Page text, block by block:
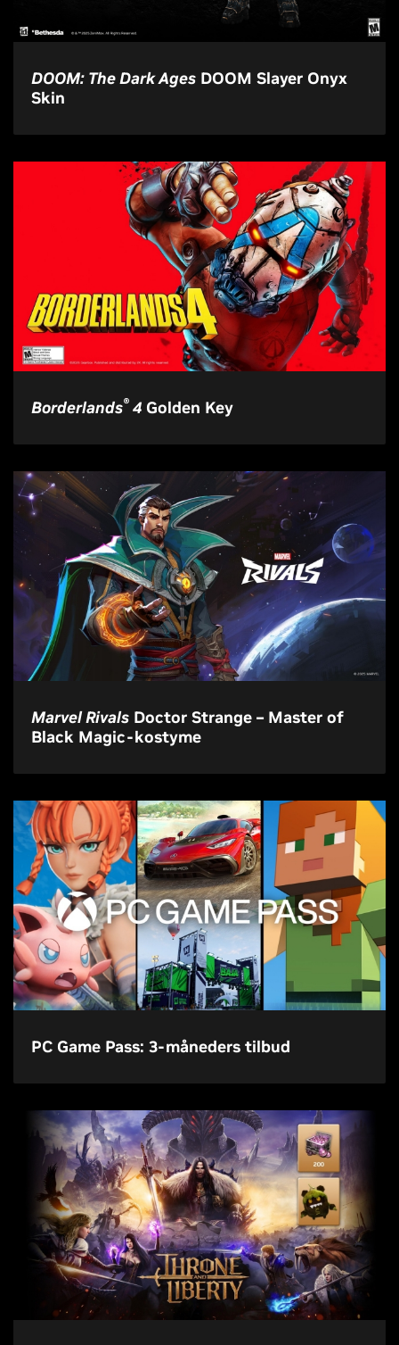
DOOM: The Dark Ages DOOM Slayer Onyx
Skin
Borderlands® 4 Golden Key
Marvel Rivals Doctor Strange – Master of
Black Magic-kostyme
PC Game Pass: 3-måneders tilbud